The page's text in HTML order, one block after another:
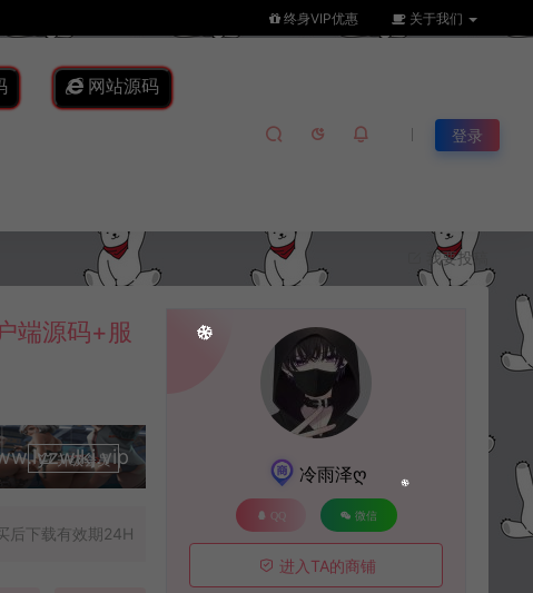
终身VIP优惠 关于我们
网站源码
登录
我要投稿
端源码+服
升级会员
后下载有效期24H
冷雨泽ღ
QQ 微信
进入TA的商铺